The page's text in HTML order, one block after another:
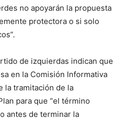
no apoyarán la propuesta
protectora o si solo
de izquierdas indican que
en la Comisión Informativa
la tramitación de la
para que “el término
antes de terminar la